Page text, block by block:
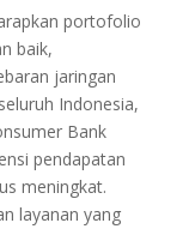
portofolio
baik,
jaringan
Indonesia,
Bank
pendapatan
meningkat.
layanan yang